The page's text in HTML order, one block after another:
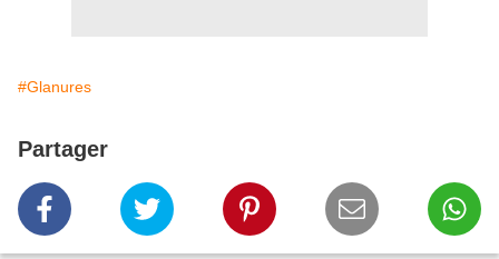
#Glanures
Partager